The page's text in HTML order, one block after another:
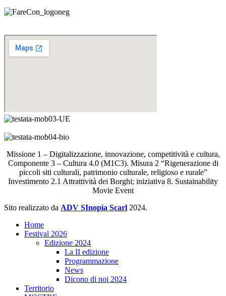
Missione 1 – Digitalizzazione, innovazione, competitività e cultura,
Componente 3 – Cultura 4.0 (M1C3). Misura 2 “Rigenerazione di
piccoli siti culturali, patrimonio culturale, religioso e rurale”
Investimento 2.1 Attrattività dei Borghi; iniziativa 8. Sustainability
Movie Event
Sito realizzato da ADV SInopia Scarl 2024.
Home
Festival 2026
Edizione 2024
La II edizione
Programmazione
News
Dicono di noi 2024
Territorio